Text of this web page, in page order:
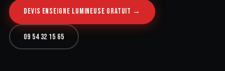
DEVIS ENSEIGNE LUMINEUSE GRATUIT →
09 54 32 15 65